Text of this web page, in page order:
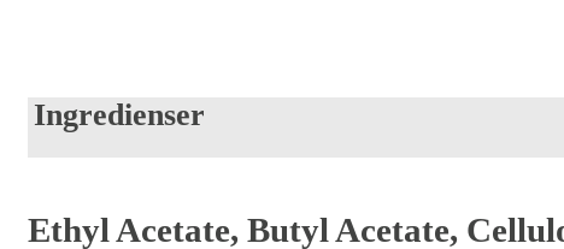
Ingredienser
Ethyl Acetate, Butyl Acetate,